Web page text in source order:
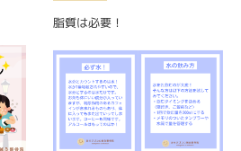
脂質は必要！